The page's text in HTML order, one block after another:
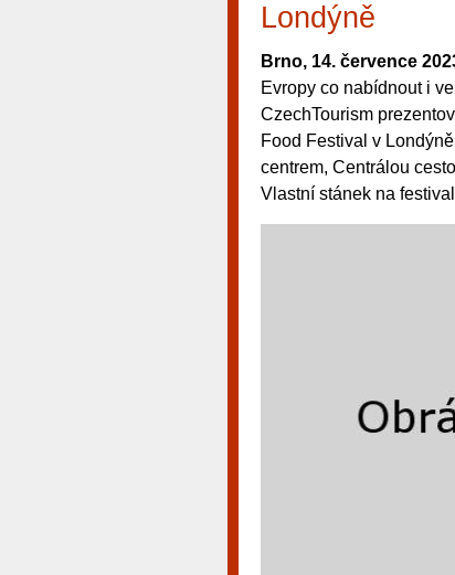
Londýně
Brno, 14. července
Evropy co nabídnout i
CzechTourism
Food Festival v
centrem, Centrálou
Vlastní stánek na
návštěvníky, tak pro